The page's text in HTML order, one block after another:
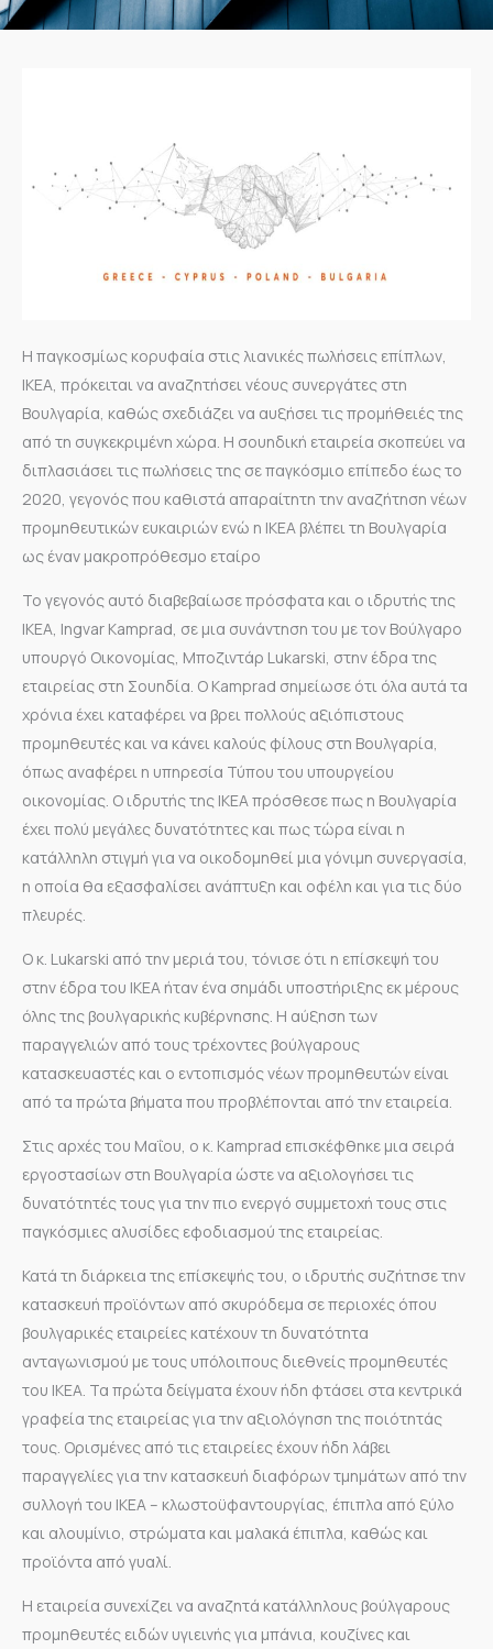
Η παγκοσμίως κορυφαία στις λιανικές πωλήσεις επίπλων,
ΙΚΕΑ, πρόκειται να αναζητήσει νέους συνεργάτες στη
Βουλγαρία, καθώς σχεδιάζει να αυξήσει τις προμήθειές της
από τη συγκεκριμένη χώρα. Η σουηδική εταιρεία σκοπεύει να
διπλασιάσει τις πωλήσεις της σε παγκόσμιο επίπεδο έως το
2020, γεγονός που καθιστά απαραίτητη την αναζήτηση νέων
προμηθευτικών ευκαιριών ενώ η ΙΚΕΑ βλέπει τη Βουλγαρία
ως έναν μακροπρόθεσμο εταίρο
Το γεγονός αυτό διαβεβαίωσε πρόσφατα και ο ιδρυτής της
ΙΚΕΑ, Ingvar Kamprad, σε μια συνάντηση του με τον Βούλγαρο
υπουργό Οικονομίας, Μποζιντάρ Lukarski, στην έδρα της
εταιρείας στη Σουηδία. Ο Kamprad σημείωσε ότι όλα αυτά τα
χρόνια έχει καταφέρει να βρει πολλούς αξιόπιστους
προμηθευτές και να κάνει καλούς φίλους στη Βουλγαρία,
όπως αναφέρει η υπηρεσία Τύπου του υπουργείου
οικονομίας. Ο ιδρυτής της IKEA πρόσθεσε πως η Βουλγαρία
έχει πολύ μεγάλες δυνατότητες και πως τώρα είναι η
κατάλληλη στιγμή για να οικοδομηθεί μια γόνιμη συνεργασία,
η οποία θα εξασφαλίσει ανάπτυξη και οφέλη και για τις δύο
πλευρές.
Ο κ. Lukarski από την μεριά του, τόνισε ότι η επίσκεψή του
στην έδρα του ΙΚΕΑ ήταν ένα σημάδι υποστήριξης εκ μέρους
όλης της βουλγαρικής κυβέρνησης. Η αύξηση των
παραγγελιών από τους τρέχοντες βούλγαρους
κατασκευαστές και ο εντοπισμός νέων προμηθευτών είναι
από τα πρώτα βήματα που προβλέπονται από την εταιρεία.
Στις αρχές του Μαΐου, ο κ. Kamprad επισκέφθηκε μια σειρά
εργοστασίων στη Βουλγαρία ώστε να αξιολογήσει τις
δυνατότητές τους για την πιο ενεργό συμμετοχή τους στις
παγκόσμιες αλυσίδες εφοδιασμού της εταιρείας.
Κατά τη διάρκεια της επίσκεψής του, ο ιδρυτής συζήτησε την
κατασκευή προϊόντων από σκυρόδεμα σε περιοχές όπου
βουλγαρικές εταιρείες κατέχουν τη δυνατότητα
ανταγωνισμού με τους υπόλοιπους διεθνείς προμηθευτές
του ΙΚΕΑ. Τα πρώτα δείγματα έχουν ήδη φτάσει στα κεντρικά
γραφεία της εταιρείας για την αξιολόγηση της ποιότητάς
τους. Ορισμένες από τις εταιρείες έχουν ήδη λάβει
παραγγελίες για την κατασκευή διαφόρων τμημάτων από την
συλλογή του ΙΚΕΑ – κλωστοϋφαντουργίας, έπιπλα από ξύλο
και αλουμίνιο, στρώματα και μαλακά έπιπλα, καθώς και
προϊόντα από γυαλί.
Η εταιρεία συνεχίζει να αναζητά κατάλληλους βούλγαρους
προμηθευτές ειδών υγιεινής για μπάνια, κουζίνες και